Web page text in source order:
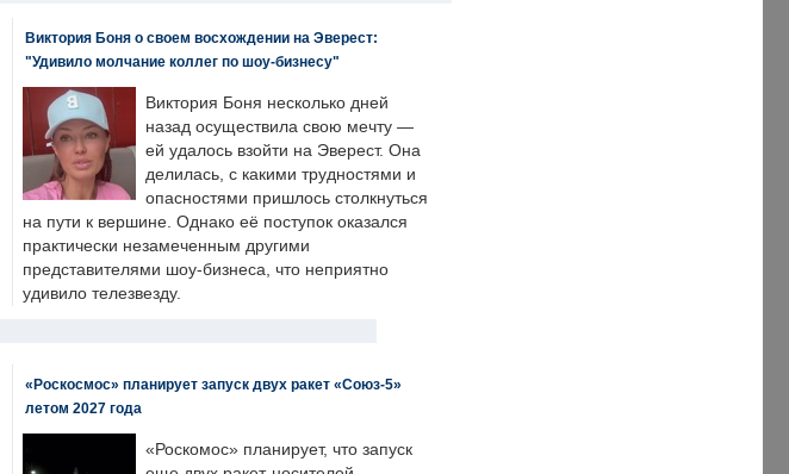
Виктория Боня о своем восхождении на Эверест:
"Удивило молчание коллег по шоу-бизнесу"
Виктория Боня несколько дней
назад осуществила свою мечту —
ей удалось взойти на Эверест. Она
делилась, с какими трудностями и
опасностями пришлось столкнуться
на пути к вершине. Однако её поступок оказался
практически незамеченным другими
представителями шоу-бизнеса, что неприятно
удивило телезвезду.
«Роскосмос» планирует запуск двух ракет «Союз-5»
летом 2027 года
«Роскомос» планирует, что запуск